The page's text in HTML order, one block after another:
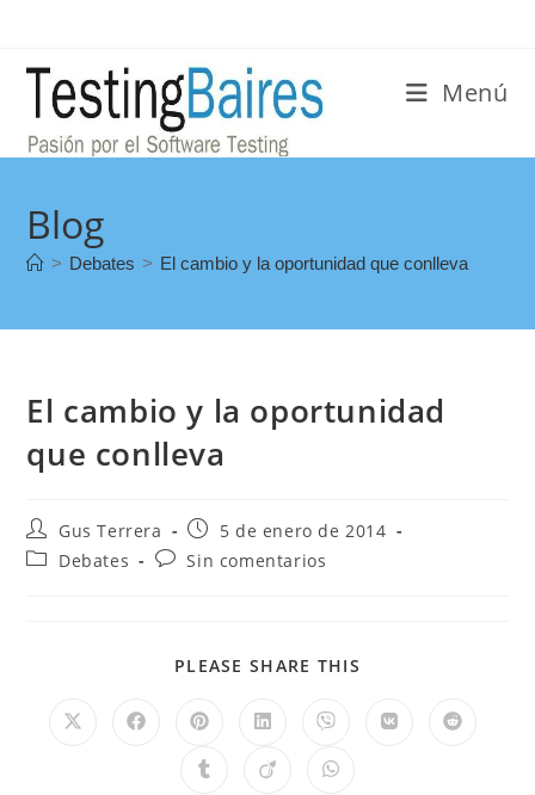
Menú
Blog
> Debates > El cambio y la oportunidad que conlleva
El cambio y la oportunidad
que conlleva
Gus Terrera
5 de enero de 2014
Debates
Sin comentarios
PLEASE SHARE THIS